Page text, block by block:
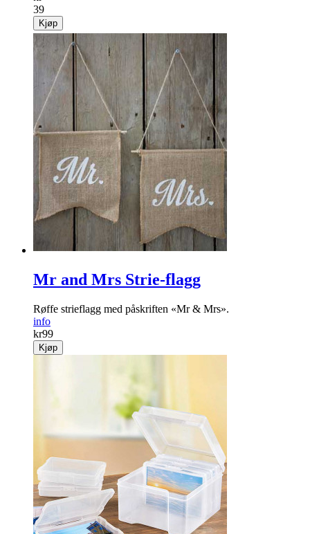
39
Kjøp
Mr and Mrs Strie-flagg
Røffe strieflagg med påskriften «Mr & Mrs».
info
kr99
Kjøp